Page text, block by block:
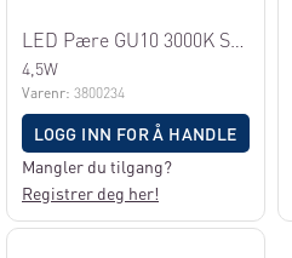
4,5W
Varenr: 3800234
LOGG INN FOR Å HANDLE
Mangler du tilgang?
Registrer deg her!